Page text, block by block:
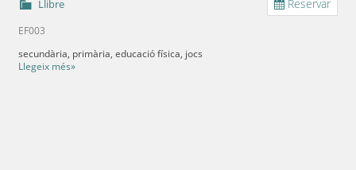
Reservar
Llibre
EF003
secundària, primària, educació física, jocs
Llegeix més»